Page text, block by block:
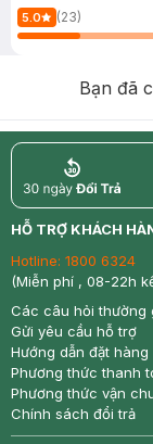
(Mới)
5.0 (23)
Bạn đã
return
HỖ TRỢ KHÁCH
Hotline: 1800 6324
(Miễn phí , 08-22h
Các câu hỏi thường
Gửi yêu cầu hỗ trợ
Hướng dẫn đặt hàng
Phương thức thanh
Phương thức vận
Chính sách đổi trả